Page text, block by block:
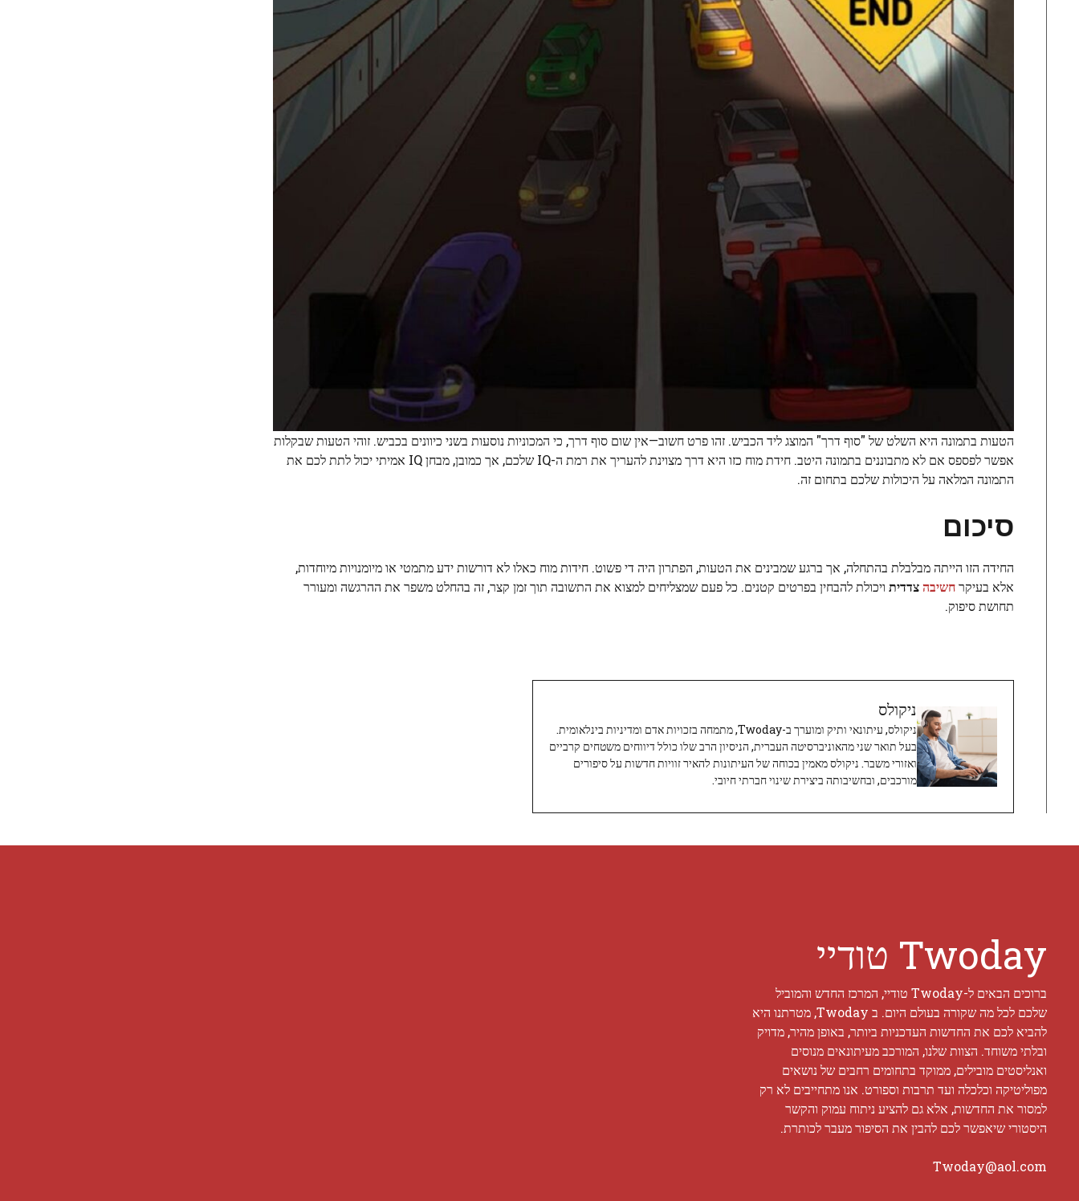
הטעות בתמונה היא השלט של "סוף דרך" המוצג ליד הכביש. זהו פרט חשוב—אין שום סוף דרך, כי המכוניות נוסעות בשני כיוונים בכביש. זוהי הטעות שבקלות
אפשר לפספס אם לא מתבוננים בתמונה היטב. חידת מוח כזו היא דרך מצוינת להעריך את רמת ה-IQ שלכם, אך כמובן, מבחן IQ אמיתי יכול לתת לכם את
התמונה המלאה על היכולות שלכם בתחום זה.
סיכום
החידה הזו הייתה מבלבלת בהתחלה, אך ברגע שמבינים את הטעות, הפתרון היה די פשוט. חידות מוח כאלו לא דורשות ידע מתמטי או מיומנויות מיוחדות,
אלא בעיקרחשיבהצדדית ויכולת להבחין בפרטים קטנים. כל פעם שמצליחים למצוא את התשובה תוך זמן קצר, זה בהחלט משפר את ההרגשה ומעורר
תחושת סיפוק.
ניקולס
ניקולס, עיתונאי ותיק ומוערך ב-Twoday, מתמחה בזכויות אדם ומדיניות בינלאומית.
בעל תואר שני מהאוניברסיטה העברית, הניסיון הרב שלו כולל דיווחים משטחים קרביים
ואזורי משבר. ניקולס מאמין בכוחה של העיתונות להאיר זוויות חדשות על סיפורים
מורכבים, ובחשיבותה ביצירת שינוי חברתי חיובי.
Twoday טודיי
ברוכים הבאים ל-Twoday טודיי, המרכז החדש והמוביל
שלכם לכל מה שקורה בעולם היום. ב Twoday, מטרתנו היא
להביא לכם את החדשות העדכניות ביותר, באופן מהיר, מדויק
ובלתי משוחד. הצוות שלנו, המורכב מעיתונאים מנוסים
ואנליסטים מובילים, ממוקד בתחומים רחבים של נושאים
מפוליטיקה וכלכלה ועד תרבות וספורט. אנו מתחייבים לא רק
למסור את החדשות, אלא גם להציע ניתוח עמוק והקשר
היסטורי שיאפשר לכם להבין את הסיפור מעבר לכותרת.
Twoday@aol.com